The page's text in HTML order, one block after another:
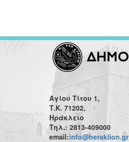
Αγίου Τίτου 1,
Τ.Κ. 71202,
Ηράκλειο
Τηλ.: 2813-409000
email:info@heraklion.gr